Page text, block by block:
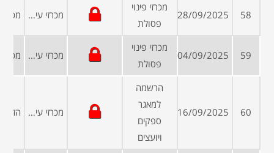
58
28/09/2025
מכרזי פינוי
פסולת
מכרזי עיריות ומועצות
59
04/09/2025
מכרזי פינוי
פסולת
מכרזי עיריות ומועצות
60
16/09/2025
הרשמה
למאגר
ספקים
ויועצים
מכרזי עיריות ומועצות